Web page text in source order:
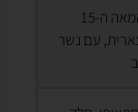
בהשראת קראף רוסי מהמאה ה-15
עם נשר